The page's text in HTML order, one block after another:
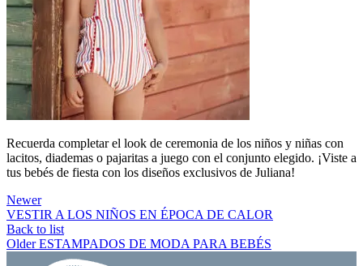
Recuerda completar el look de ceremonia de los niños y niñas con
lacitos, diademas o pajaritas a juego con el conjunto elegido. ¡Viste a
tus bebés de fiesta con los diseños exclusivos de Juliana!
Newer
VESTIR A LOS NIÑOS EN ÉPOCA DE CALOR
Back to list
Older ESTAMPADOS DE MODA PARA BEBÉS